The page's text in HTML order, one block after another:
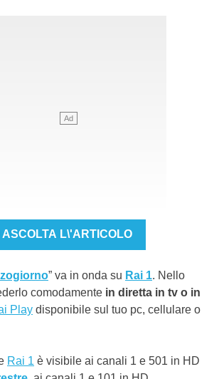
ASCOLTA L\'ARTICOLO
” va in onda su Rai 1. Nello
comodamente in diretta in tv o in
Play disponibile sul tuo pc, cellulare o
Rai 1 è visibile ai canali 1 e 501 in HD